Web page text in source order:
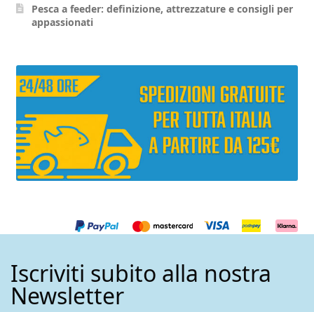
pagina
Pesca a feeder: definizione, attrezzature e consigli per
appassionati
Iscriviti subito alla nostra
Newsletter